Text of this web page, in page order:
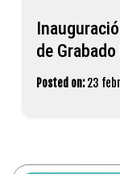
de
Posted on: 23